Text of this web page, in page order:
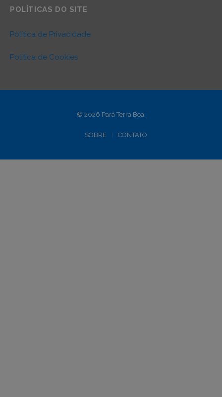
POLÍTICAS DO SITE
Política de Privacidade
Política de Cookies
© 2026 Pará Terra Boa.
SOBRE CONTATO